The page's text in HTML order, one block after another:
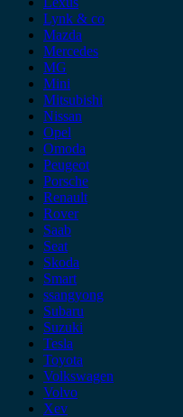
Lynk & co
Mazda
Mercedes
MG
Mini
Mitsubishi
Nissan
Opel
Omoda
Peugeot
Porsche
Renault
Rover
Saab
Seat
Skoda
Smart
ssangyong
Subaru
Suzuki
Tesla
Toyota
Volkswagen
Volvo
Xev